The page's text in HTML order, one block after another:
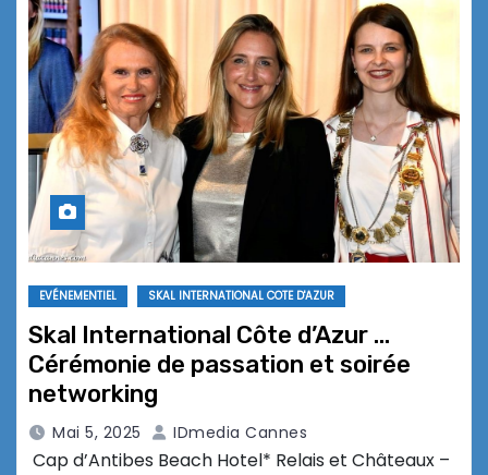
EVÉNEMENTIEL SKAL INTERNATIONAL COTE D'AZUR
Skal International Côte d’Azur …
Cérémonie de passation et soirée
networking
Mai 5, 2025 IDmedia Cannes
Cap d’Antibes Beach Hotel* Relais et Châteaux –